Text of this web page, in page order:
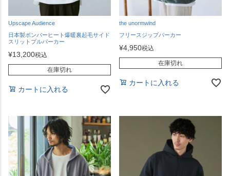
Upscape Audience
日本製ボンバーヒート爆暖裏起毛サイド
スリットプルパーカー
¥13,200税込
在庫切れ
カートに入れる
the unormwind
フリースジップパーカー
¥4,950税込
在庫切れ
カートに入れる